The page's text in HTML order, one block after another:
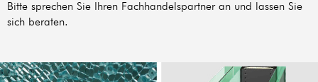
Bitte sprechen Sie Ihren Fachhandelspartner an und lassen Sie
sich beraten.